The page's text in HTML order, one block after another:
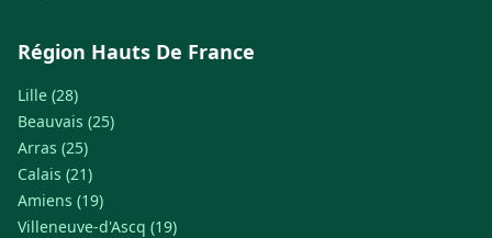
Région Hauts De France
Lille (28)
Beauvais (25)
Arras (25)
Calais (21)
Amiens (19)
Villeneuve-d'Ascq (19)